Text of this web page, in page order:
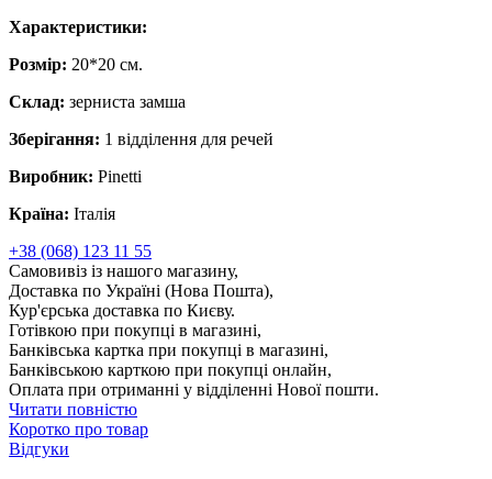
Характеристики:
Розмір: 20*20 см.
Склад: зерниста замша
Зберігання: 1 відділення для речей
Виробник: Pinetti
Країна: Італія
+38 (068) 123 11 55
Самовивіз із нашого магазину,
Доставка по Україні (Нова Пошта),
Кур'єрська доставка по Києву.
Готівкою при покупці в магазині,
Банківська картка при покупці в магазині,
Банківською карткою при покупці онлайн,
Оплата при отриманні у відділенні Нової пошти.
Читати повністю
Коротко про товар
Відгуки